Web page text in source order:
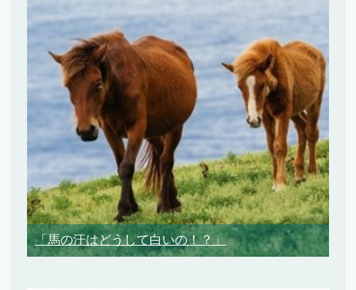
「馬の汗はどうして白いの！？」